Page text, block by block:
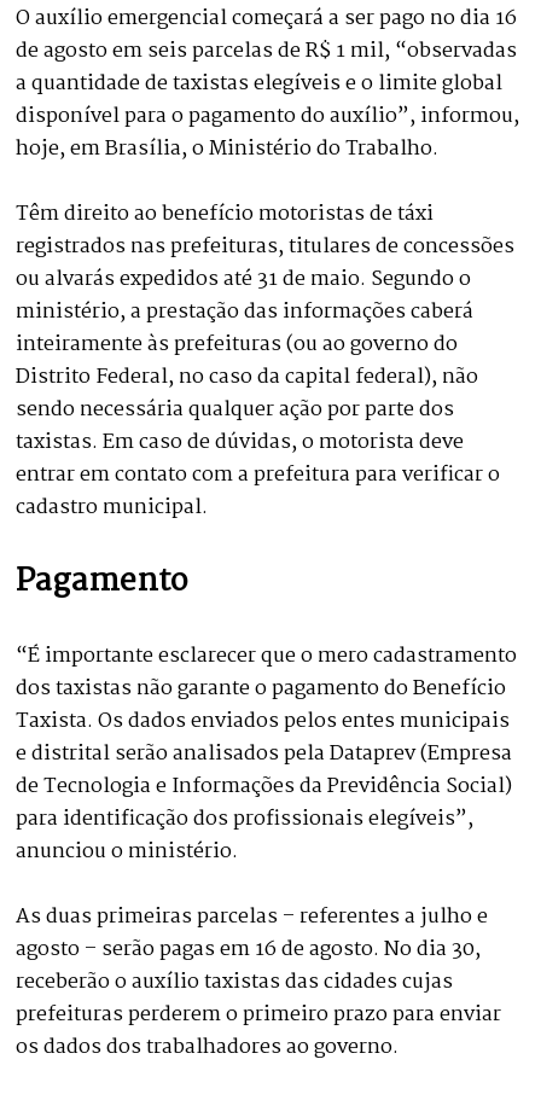
O auxílio emergencial começará a ser pago no dia 16
de agosto em seis parcelas de R$ 1 mil, “observadas
a quantidade de taxistas elegíveis e o limite global
disponível para o pagamento do auxílio”, informou,
hoje, em Brasília, o Ministério do Trabalho.
Têm direito ao benefício motoristas de táxi
registrados nas prefeituras, titulares de concessões
ou alvarás expedidos até 31 de maio. Segundo o
ministério, a prestação das informações caberá
inteiramente às prefeituras (ou ao governo do
Distrito Federal, no caso da capital federal), não
sendo necessária qualquer ação por parte dos
taxistas. Em caso de dúvidas, o motorista deve
entrar em contato com a prefeitura para verificar o
cadastro municipal.
Pagamento
“É importante esclarecer que o mero cadastramento
dos taxistas não garante o pagamento do Benefício
Taxista. Os dados enviados pelos entes municipais
e distrital serão analisados pela Dataprev (Empresa
de Tecnologia e Informações da Previdência Social)
para identificação dos profissionais elegíveis”,
anunciou o ministério.
As duas primeiras parcelas – referentes a julho e
agosto – serão pagas em 16 de agosto. No dia 30,
receberão o auxílio taxistas das cidades cujas
prefeituras perderem o primeiro prazo para enviar
os dados dos trabalhadores ao governo.